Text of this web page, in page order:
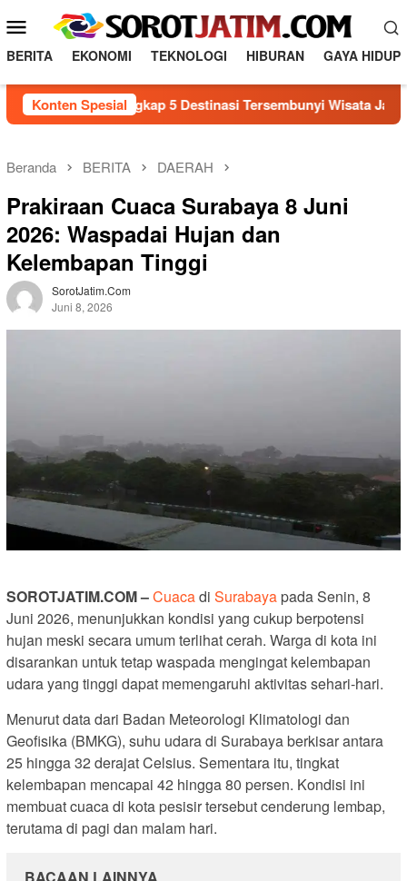
ke
konten
Menu
Mobile
BERITA EKONOMI TEKNOLOGI HIBURAN GAYA HIDUP
Konten Spesial
Mengungkap 5 Destinasi Tersembunyi Wisata Jawa Timur
Beranda BERITA DAERAH
Prakiraan Cuaca Surabaya 8 Juni
2026: Waspadai Hujan dan
Kelembapan Tinggi
SorotJatim.com
Juni 8, 2026
SOROTJATIM.COM –Cuacadi Surabaya pada Senin, 8
Juni 2026, menunjukkan kondisi yang cukup berpotensi
hujan meski secara umum terlihat cerah. Warga di kota ini
disarankan untuk tetap waspada mengingat kelembapan
udara yang tinggi dapat memengaruhi aktivitas sehari-hari.
Menurut data dari Badan Meteorologi Klimatologi dan
Geofisika (BMKG), suhu udara di Surabaya berkisar antara
25 hingga 32 derajat Celsius. Sementara itu, tingkat
kelembapan mencapai 42 hingga 80 persen. Kondisi ini
membuat cuaca di kota pesisir tersebut cenderung lembap,
terutama di pagi dan malam hari.
BACAAN LAINNYA